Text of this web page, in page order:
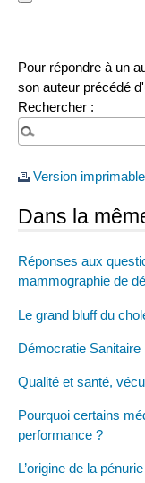
Pour répondre à un
son auteur précédé
Rechercher :
Version imprimable
Dans la
Réponses aux
mammographie de
Le grand bluff du
Démocratie
Qualité et santé,
Pourquoi certains
performance ?
L’origine de la